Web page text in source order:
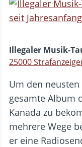
Illegaler Musik-
25000
Um den
gesamte Album
Kanada zu
mehrere Wege
er eine